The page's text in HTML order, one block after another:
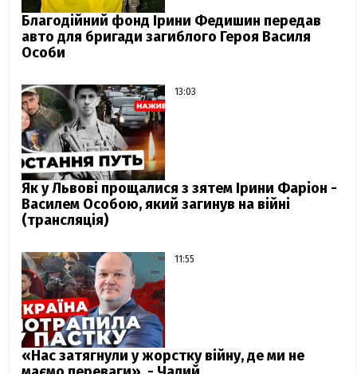
Благодійний фонд Ірини Федишин передав
авто для бригади загиблого Героя Василя
Особи
13:03
Як у Львові прощалися з зятем Ірини Фаріон -
Василем Особою, який загинув на війні
(трансляція)
11:55
«Нас затягнули у жорстку війну, де ми не